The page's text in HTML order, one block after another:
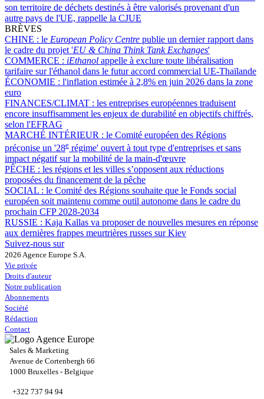
son territoire de déchets destinés à être valorisés provenant d'un
autre pays de l'UE, rappelle la CJUE
BRÈVES
CHINE : le European Policy Centre publie un dernier rapport dans
le cadre du projet 'EU & China Think Tank Exchanges'
COMMERCE : iEthanol appelle à exclure toute libéralisation
tarifaire sur l'éthanol dans le futur accord commercial UE-Thaïlande
ÉCONOMIE : l'inflation estimée à 2,8% en juin 2026 dans la zone
euro
FINANCES/CLIMAT : les entreprises européennes traduisent
encore insuffisamment les enjeux de durabilité en objectifs chiffrés,
selon l'EFRAG
MARCHÉ INTÉRIEUR : le Comité européen des Régions
préconise un '28e régime' ouvert à tout type d'entreprises et sans
impact négatif sur la mobilité de la main-d'œuvre
PÊCHE : les régions et les villes s’opposent aux réductions
proposées du financement de la pêche
SOCIAL : le Comité des Régions souhaite que le Fonds social
européen soit maintenu comme outil autonome dans le cadre du
prochain CFP 2028-2034
RUSSIE : Kaja Kallas va proposer de nouvelles mesures en réponse
aux dernières frappes meurtrières russes sur Kiev
Suivez-nous sur
2026 Agence Europe S.A.
Vie privée
Droits d'auteur
Notre publication
Abonnements
Société
Rédaction
Contact
Sales & Marketing
Avenue de Cortenbergh 66
1000 Bruxelles - Belgique
+322 737 94 94